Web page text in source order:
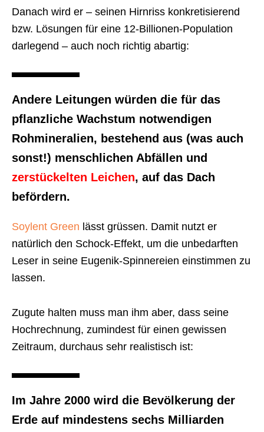
Danach wird er – seinen Hirnriss konkretisierend
bzw. Lösungen für eine 12-Billionen-Population
darlegend – auch noch richtig abartig:
Andere Leitungen würden die für das
pflanzliche Wachstum notwendigen
Rohmineralien, bestehend aus (was auch
sonst!) menschlichen Abfällen und
zerstückelten Leichen, auf das Dach
befördern.
Soylent Green lässt grüssen. Damit nutzt er
natürlich den Schock-Effekt, um die unbedarften
Leser in seine Eugenik-Spinnereien einstimmen zu
lassen.
Zugute halten muss man ihm aber, dass seine
Hochrechnung, zumindest für einen gewissen
Zeitraum, durchaus sehr realistisch ist:
Im Jahre 2000 wird die Bevölkerung der
Erde auf mindestens sechs Milliarden